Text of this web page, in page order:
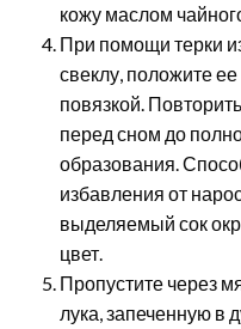
кожу маслом
При помощи терки
свеклу, положите
повязкой.
перед сном до
образования.
избавления от
выделяемый сок
цвет.
Пропустите через
лука, запеченную в